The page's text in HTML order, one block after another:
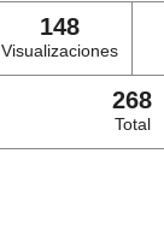
148
Visualizaciones
268
Total